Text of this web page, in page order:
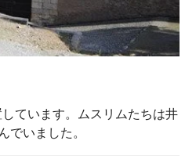
ています。ムスリムたちは井
でいました。